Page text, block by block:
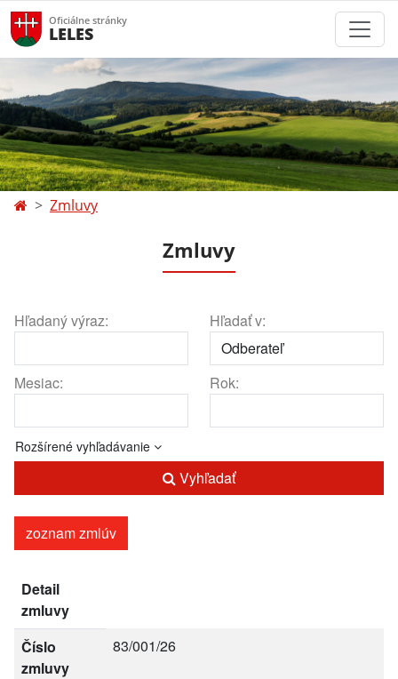
Oficiálne stránky
LELES
Zmluvy
Zmluvy
Hľadaný výraz: Hľadať v:
Mesiac: Rok:
Rozšírené vyhľadávanie
Vyhľadať
zoznam zmlúv
Detail
zmluvy
Číslo
zmluvy
83/001/26